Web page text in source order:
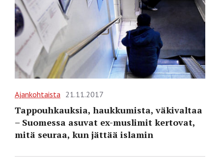
Ajankohtaista 21.11.2017
Tappouhkauksia, haukkumista, väkivaltaa
– Suomessa asuvat ex-muslimit kertovat,
mitä seuraa, kun jättää islamin